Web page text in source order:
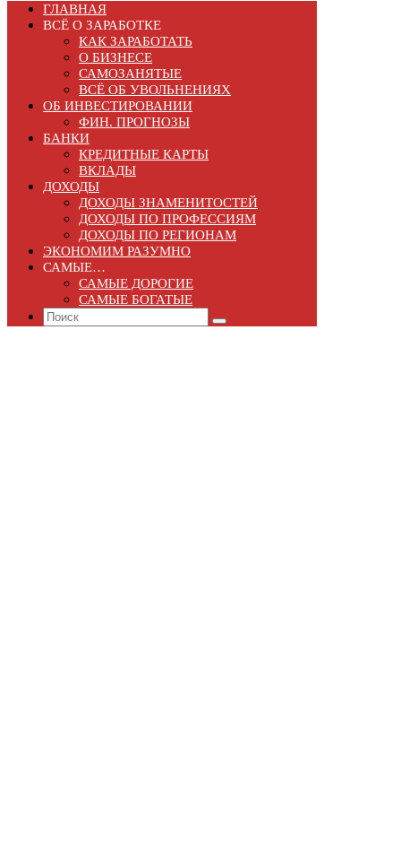
ГЛАВНАЯ
ВСЁ О ЗАРАБОТКЕ
КАК ЗАРАБОТАТЬ
О БИЗНЕСЕ
САМОЗАНЯТЫЕ
ВСЁ ОБ УВОЛЬНЕНИЯХ
ОБ ИНВЕСТИРОВАНИИ
ФИН. ПРОГНОЗЫ
БАНКИ
КРЕДИТНЫЕ КАРТЫ
ВКЛАДЫ
ДОХОДЫ
ДОХОДЫ ЗНАМЕНИТОСТЕЙ
ДОХОДЫ ПО ПРОФЕССИЯМ
ДОХОДЫ ПО РЕГИОНАМ
ЭКОНОМИМ РАЗУМНО
САМЫЕ…
САМЫЕ ДОРОГИЕ
САМЫЕ БОГАТЫЕ
Search